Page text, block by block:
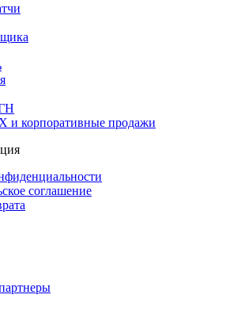
и корпоративные продажи
соглашение